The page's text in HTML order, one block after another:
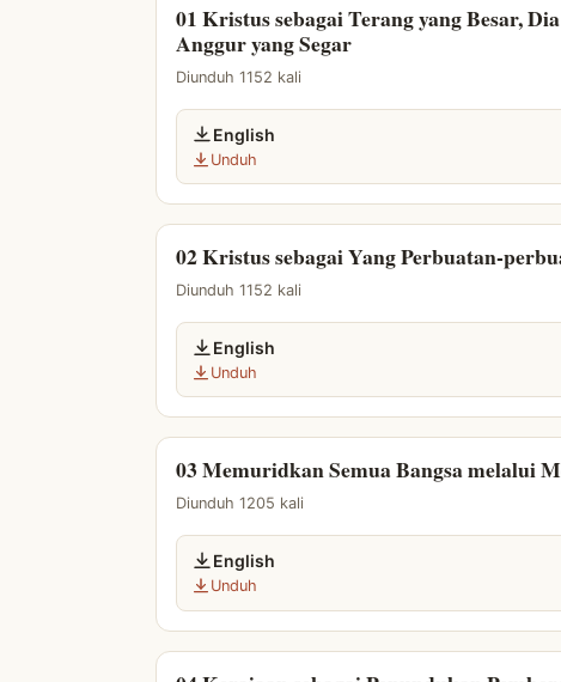
01 Kristus sebagai Terang yang Besar,
Anggur yang Segar
Diunduh 1152 kali
English
Unduh
02 Kristus sebagai Yang Perbuatan-
Diunduh 1152 kali
English
Unduh
03 Memuridkan Semua Bangsa melalui
Diunduh 1205 kali
English
Unduh